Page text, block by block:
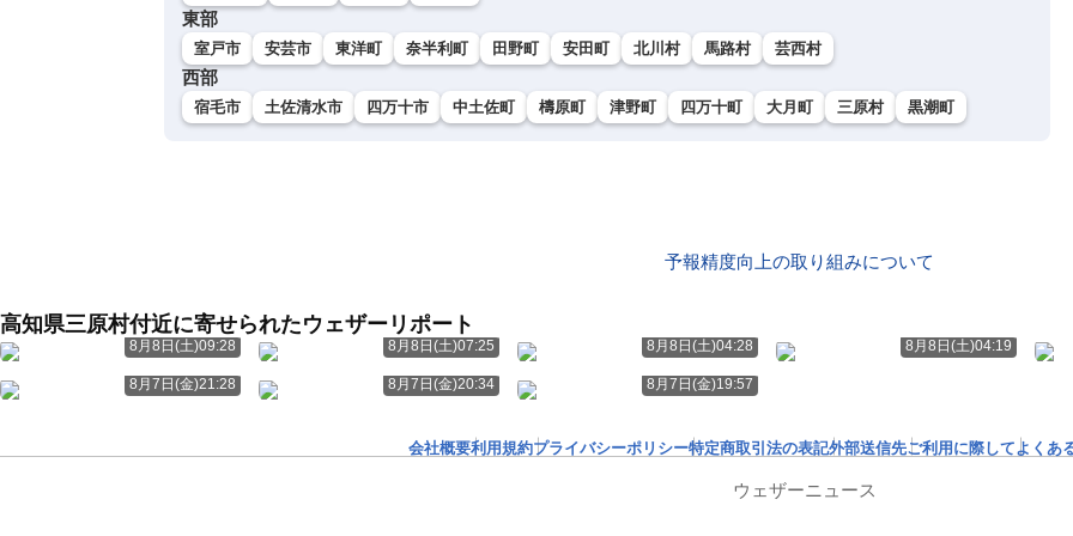
東部
室戸市 安芸市 東洋町 奈半利町 田野町 安田町 北川村 馬路村 芸西村
西部
宿毛市 土佐清水市 四万十市 中土佐町 檮原町 津野町 四万十町 大月町 三原村 黒潮町
予報精度向上の取り組みについて
高知県三原村付近に寄せられたウェザーリポート
8月8日(土)09:28 8月8日(土)07:25 8月8日(土)04:28 8月8日(土)04:19
8月7日(金)21:28 8月7日(金)20:34 8月7日(金)19:57
会社概要利用規約プライバシーポリシー特定商取引法の表記外部送信先ご利用に際して よくあ
ウェザーニュース